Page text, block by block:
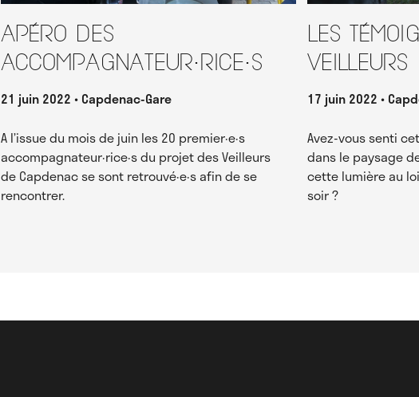
Apéro des
accompagnateur·rice·s
21 juin 2022 Capdenac-Gare
A l’issue du mois de juin les 20 premier·e·s
accompagnateur·rice·s du projet des Veilleurs
de Capdenac se sont retrouvé·e·s afin de se
rencontrer.
Les
Veilleurs
17 juin 2022
Avez-vous senti
dans le paysage
cette lumière au
soir ?